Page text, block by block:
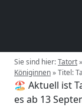
Sie sind hier:Tatort»
Königinnen»Titel:
🏖️ Aktuell ist
es ab 13